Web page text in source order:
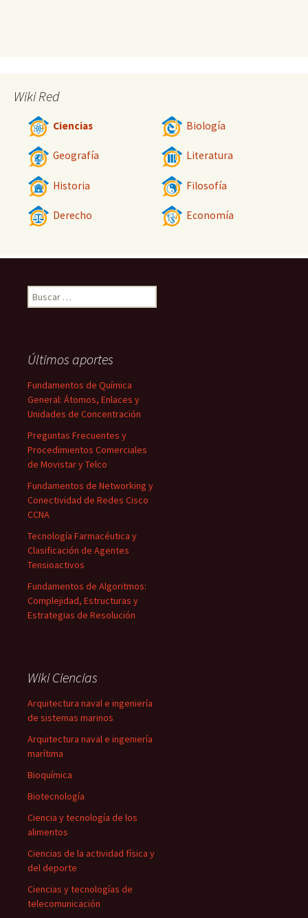
Wiki Red
Ciencias Biología
Geografía Literatura
Historia Filosofía
Derecho Economía
Buscar:
Últimos aportes
Fundamentos de Química
General: Átomos, Enlaces y
Unidades de Concentración
Preguntas Frecuentes y
Procedimientos Comerciales
de Movistar y Telco
Fundamentos de Networking y
Conectividad de Redes Cisco
CCNA
Tecnología Farmacéutica y
Clasificación de Agentes
Tensioactivos
Fundamentos de Algoritmos:
Complejidad, Estructuras y
Estrategias de Resolución
Wiki Ciencias
Arquitectura naval e ingeniería
de sistemas marinos
Arquitectura naval e ingeniería
marítima
Bioquímica
Biotecnología
Ciencia y tecnología de los
alimentos
Ciencias de la actividad física y
del deporte
Ciencias y tecnologías de
telecomunicación